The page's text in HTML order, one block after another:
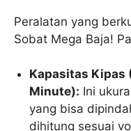
Peralatan yang
Sobat Mega Baja!
Kapasitas Kipas
Minute): Ini
yang bisa
dihitung sesuai